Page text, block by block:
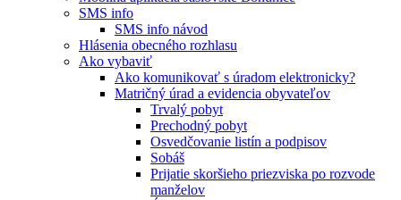
SMS info
SMS info návod
Hlásenia obecného rozhlasu
Ako vybaviť
Ako komunikovať s úradom elektronicky?
Matričný úrad a evidencia obyvateľov
Trvalý pobyt
Prechodný pobyt
Osvedčovanie listín a podpisov
Sobáš
Prijatie skoršieho priezviska po rozvode
manželov